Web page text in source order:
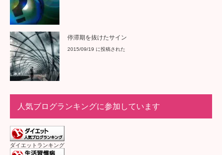
停滞期を抜けたサイン
2015/09/19 に投稿された
人気ブログランキングに参加しています
ダイエットランキング